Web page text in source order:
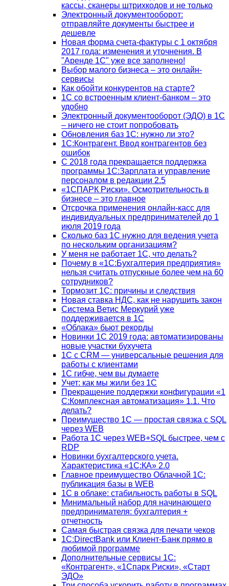
кассы, сканеры штрихкодов и не только
Электронный документооборот:
отправляйте документы быстрее и
дешевле
Новая форма счета-фактуры с 1 октября
2017 года: изменения и уточнения. В
"Аренде 1С" уже все заполнено!
Выбор малого бизнеса – это онлайн-
сервисы
Как обойти конкурентов на старте?
1C со встроенным клиент-банком – это
удобно
Электронный документооборот (ЭДО) в 1С
– ничего не стоит попробовать
Обновления баз 1С: нужно ли это?
1С:Контрагент. Ввод контрагентов без
ошибок
С 2018 года прекращается поддержка
программы 1С:Зарплата и управление
персоналом в редакции 2.5
«1СПАРК Риски». Осмотрительность в
бизнесе – это главное
Отсрочка применения онлайн-касс для
индивидуальных предпринимателей до 1
июля 2019 года
Сколько баз 1C нужно для ведения учета
по нескольким организациям?
У меня не работает 1С, что делать?
Почему в «1С:Бухгалтерия предприятия»
нельзя считать отпускные более чем на 60
сотрудников?
Тормозит 1C: причины и следствия
Новая ставка НДС, как не нарушить закон
Система Ветис Меркурий уже
поддерживается в 1С
«Облака» бьют рекорды
Новинки 1С 2019 года: автоматизированы
новые участки бухучета
1С с CRM — универсальные решения для
работы с клиентами
1С гибче, чем вы думаете
Учет: как мы жили без 1С
Прекращение поддержки конфигурации «1
С:Комплексная автоматизация» 1.1. Что
делать?
Преимущество 1С — простая связка с SQL
через WEB
Работа 1С через WEB+SQL быстрее, чем с
RDP
Новинки бухгалтерского учета.
Характеристика «1С:КА» 2.0
Главное преимущество Облачной 1С:
публикация базы в WEB
1С в облаке: стабильность работы в SQL
Минимальный набор для начинающего
предпринимателя: бухгалтерия +
отчетность
Самая быстрая связка для печати чеков
1С:DirectBank или Клиент-Банк прямо в
любимой программе
Дополнительные сервисы 1С:
«Контрагент», «1Спарк Риски», «Старт
ЭДО»